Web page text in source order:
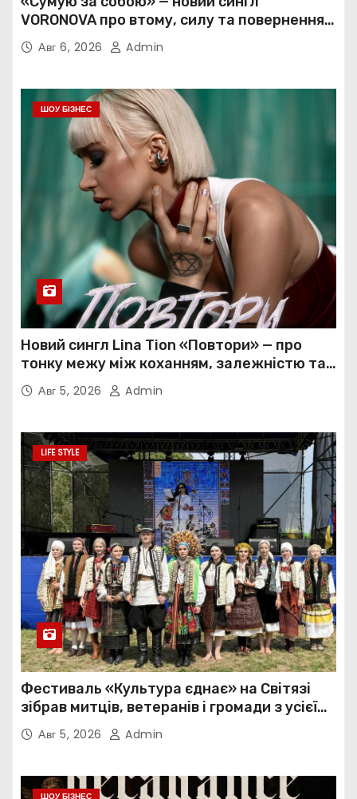
VORONOVA про втому, силу та повернення
до себе
Авг 6, 2026 Admin
ШОУ БІЗНЕС
Новий сингл Lina Tion «Повтори» — про
тонку межу між коханням, залежністю та
нав’язливою прив’язаністю
Авг 5, 2026 Admin
LIFE STYLE
Фестиваль «Культура єднає» на Світязі
зібрав митців, ветеранів і громади з усієї
України
Авг 5, 2026 Admin
ШОУ БІЗНЕС